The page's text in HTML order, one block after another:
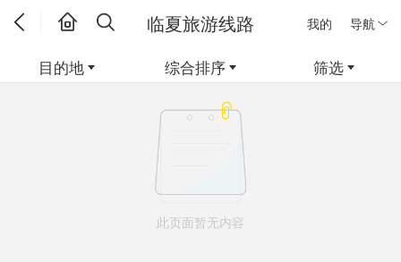
我的 导航
临夏旅游线路
目的地 综合排序 筛选
此页面暂无内容